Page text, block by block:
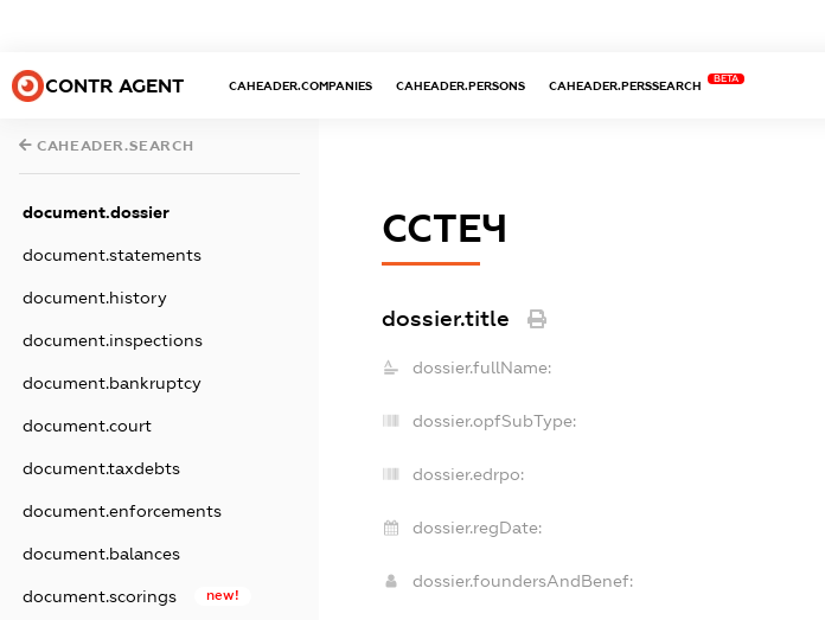
CONTR AGENT CAHEADER.COMPANIES CAHEADER.PERSONS CAHEADER.PERSSEARCH
BETA
CAHEADER.SEARCH
document.dossier
document.statements
document.history
document.inspections
document.bankruptcy
document.court
document.taxdebts
document.enforcements
document.balances
document.scorings new!
ССТЕЧ
dossier.title
dossier.fullName:
dossier.opfSubType:
dossier.edrpo:
dossier.regDate:
dossier.foundersAndBenef: